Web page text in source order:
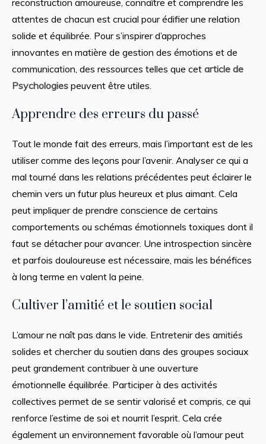
attentes de chacun est crucial pour édifier une relation
solide et équilibrée. Pour s’inspirer d’approches
innovantes en matière de gestion des émotions et de
communication, des ressources telles que cet article de
Psychologies peuvent être utiles.
Apprendre des erreurs du passé
Tout le monde fait des erreurs, mais l’important est de les
utiliser comme des leçons pour l’avenir. Analyser ce qui a
mal tourné dans les relations précédentes peut éclairer le
chemin vers un futur plus heureux et plus aimant. Cela
peut impliquer de prendre conscience de certains
comportements ou schémas émotionnels toxiques dont il
faut se détacher pour avancer. Une introspection sincère
et parfois douloureuse est nécessaire, mais les bénéfices
à long terme en valent la peine.
Cultiver l’amitié et le soutien social
L’amour ne naît pas dans le vide. Entretenir des amitiés
solides et chercher du soutien dans des groupes sociaux
peut grandement contribuer à une ouverture
émotionnelle équilibrée. Participer à des activités
collectives permet de se sentir valorisé et compris, ce qui
renforce l’estime de soi et nourrit l’esprit. Cela crée
également un environnement favorable où l’amour peut